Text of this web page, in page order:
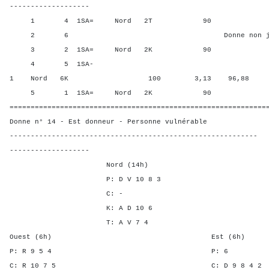
-------------------
1 4 1SA= Nord 2T 90
2 6 Donne non
3 2 1SA= Nord 2K 90
4 5 1SA-
1 Nord 6K 100 3,13 96,88
5 1 1SA= Nord 2K 90
Donne n° 14 - Est donneur - Personne vulnérable
-----------------------------------------------------------
-------------------
Nord (14h)
P: D V 10 8 3
C: -
K: A D 10 6
T: A V 7 4
Ouest (6h) Est (6h)
P: R 9 5 4
C: R 10 7 5 C: D 9 8